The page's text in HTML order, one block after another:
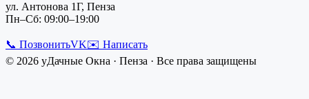
ул. Антонова 1Г, Пенза
Пн–Сб: 09:00–19:00
📞 ПозвонитьVK✉️ Написать
© 2026 уДачные Окна · Пенза · Все права защищены